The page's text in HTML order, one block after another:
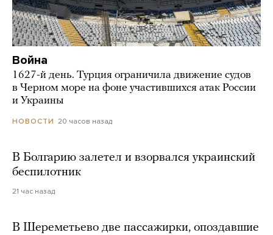
Война
1627-й день. Турция ограничила движение судов
в Черном море на фоне участившихся атак России
и Украины
НОВОСТИ 20 часов назад
В Болгарию залетел и взорвался украинский
беспилотник
21 час назад
В Шереметьево две пассажирки, опоздавшие